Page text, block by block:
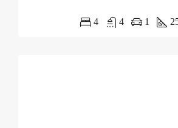
4 4 1